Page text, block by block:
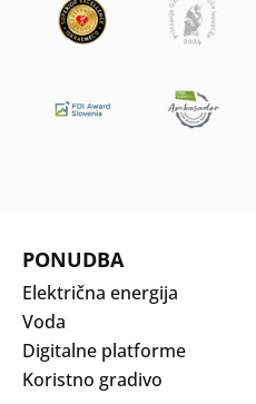
PONUDBA
Električna energija
Voda
Digitalne platforme
Koristno gradivo